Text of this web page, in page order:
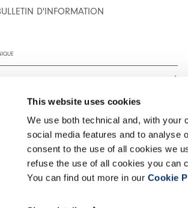
This website uses cookies
We use both technical and, with your
social media features and to analyse
consent to the use of all cookies we
refuse the use of all cookies you can
You can find out more in our Cookie
D'INFORMATION
notre politique de confidentialité dans son intégralité.